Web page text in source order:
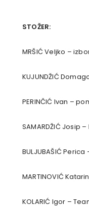
STOŽER:
MRŠIĆ Veljko –
KUJUNDŽIĆ
PERINČIĆ Ivan –
SAMARDŽIĆ Josip
BULJUBAŠIĆ
MARTINOVIĆ
KOLARIĆ Igor –